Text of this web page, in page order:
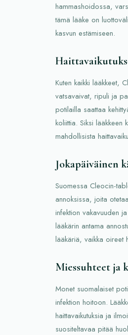
hammashoidossa,
tämä lääke on
kasvun estämiseen.
Kuten kaikki lääkkeet,
vatsavaivat, ripuli ja
potilailla saattaa
koliittia. Siksi
mahdollisista
Jokapäiväinen
Suomessa Cleocin-
annoksissa, joita
infektion vakavuuden
lääkärin antama
lääkäriä, vaikka oireet
Miessuhteet ja
Monet suomalaiset
infektion hoitoon.
haittavaikutuksia ja
suositeltavaa pitää